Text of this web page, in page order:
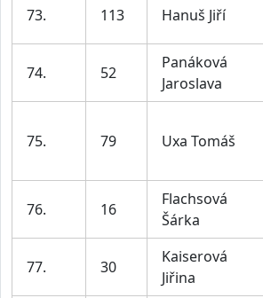
73. 113 Hanuš Jiří
74. 52
Panáková
Jaroslava
75. 79 Uxa Tomáš
76. 16
Flachsová
Šárka
77. 30
Kaiserová
Jiřina